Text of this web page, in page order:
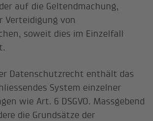
auf die Geltendmachung,
Verteidigung von
soweit dies im Einzelfall
Datenschutzrecht enthält das
System einzelner
wie Art. 6 DSGVO. Massgebend
die Grundsätze der